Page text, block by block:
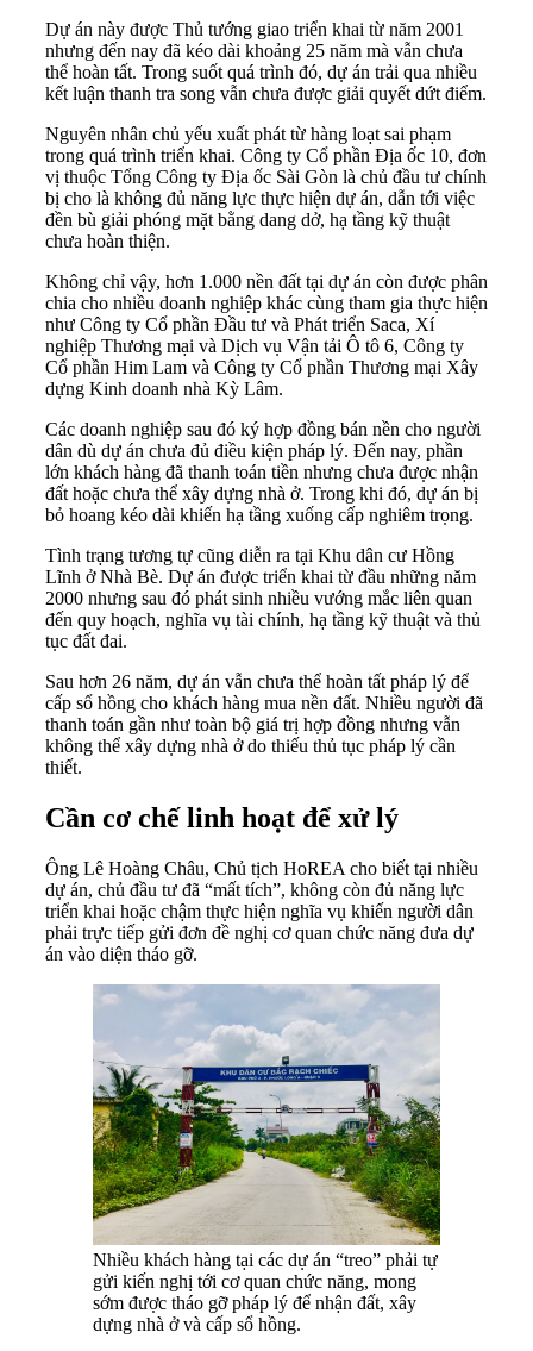
Dự án này được Thủ tướng giao triển khai từ năm 2001
nhưng đến nay đã kéo dài khoảng 25 năm mà vẫn chưa
thể hoàn tất. Trong suốt quá trình đó, dự án trải qua nhiều
kết luận thanh tra song vẫn chưa được giải quyết dứt điểm.
Nguyên nhân chủ yếu xuất phát từ hàng loạt sai phạm
trong quá trình triển khai. Công ty Cổ phần Địa ốc 10, đơn
vị thuộc Tổng Công ty Địa ốc Sài Gòn là chủ đầu tư chính
bị cho là không đủ năng lực thực hiện dự án, dẫn tới việc
đền bù giải phóng mặt bằng dang dở, hạ tầng kỹ thuật
chưa hoàn thiện.
Không chỉ vậy, hơn 1.000 nền đất tại dự án còn được phân
chia cho nhiều doanh nghiệp khác cùng tham gia thực hiện
như Công ty Cổ phần Đầu tư và Phát triển Saca, Xí
nghiệp Thương mại và Dịch vụ Vận tải Ô tô 6, Công ty
Cổ phần Him Lam và Công ty Cổ phần Thương mại Xây
dựng Kinh doanh nhà Kỳ Lâm.
Các doanh nghiệp sau đó ký hợp đồng bán nền cho người
dân dù dự án chưa đủ điều kiện pháp lý. Đến nay, phần
lớn khách hàng đã thanh toán tiền nhưng chưa được nhận
đất hoặc chưa thể xây dựng nhà ở. Trong khi đó, dự án bị
bỏ hoang kéo dài khiến hạ tầng xuống cấp nghiêm trọng.
Tình trạng tương tự cũng diễn ra tại Khu dân cư Hồng
Lĩnh ở Nhà Bè. Dự án được triển khai từ đầu những năm
2000 nhưng sau đó phát sinh nhiều vướng mắc liên quan
đến quy hoạch, nghĩa vụ tài chính, hạ tầng kỹ thuật và thủ
tục đất đai.
Sau hơn 26 năm, dự án vẫn chưa thể hoàn tất pháp lý để
cấp sổ hồng cho khách hàng mua nền đất. Nhiều người đã
thanh toán gần như toàn bộ giá trị hợp đồng nhưng vẫn
không thể xây dựng nhà ở do thiếu thủ tục pháp lý cần
thiết.
Cần cơ chế linh hoạt để xử lý
Ông Lê Hoàng Châu, Chủ tịch HoREA cho biết tại nhiều
dự án, chủ đầu tư đã “mất tích”, không còn đủ năng lực
triển khai hoặc chậm thực hiện nghĩa vụ khiến người dân
phải trực tiếp gửi đơn đề nghị cơ quan chức năng đưa dự
án vào diện tháo gỡ.
Nhiều khách hàng tại các dự án “treo” phải tự
gửi kiến nghị tới cơ quan chức năng, mong
sớm được tháo gỡ pháp lý để nhận đất, xây
dựng nhà ở và cấp sổ hồng.